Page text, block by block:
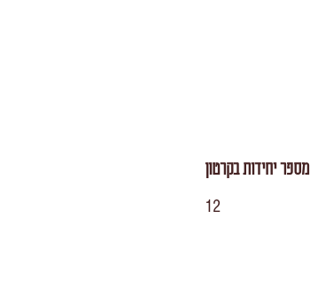
מספר יחידות בקרטון
12